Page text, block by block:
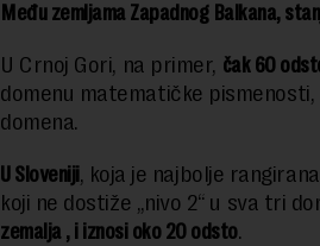
Među zemljama Zapadnog Balkana,
U Crnoj Gori, na primer, čak 60
domenu matematičke
domena.
U Sloveniji, koja je najbolje
koji ne dostiže „nivo 2“ u sva tri
zemalja , i iznosi oko 20 odsto.